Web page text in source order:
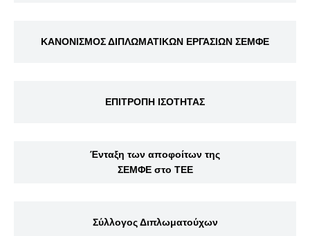
ΚΑΝΟΝΙΣΜΟΣ ΔΙΠΛΩΜΑΤΙΚΩΝ ΕΡΓΑΣΙΩΝ ΣΕΜΦΕ
ΕΠΙΤΡΟΠΗ ΙΣΟΤΗΤΑΣ
Ένταξη των αποφοίτων της
ΣΕΜΦΕ στο ΤΕΕ
Σύλλογος Διπλωματούχων